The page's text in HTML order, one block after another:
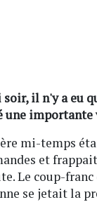
soir, il n'y a eu
importante
mi-temps
et
Le coup-franc
se jetait la